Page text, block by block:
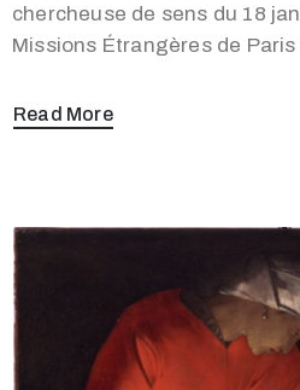
chercheuse de sens du 18
Missions Étrangères de Paris
Read More